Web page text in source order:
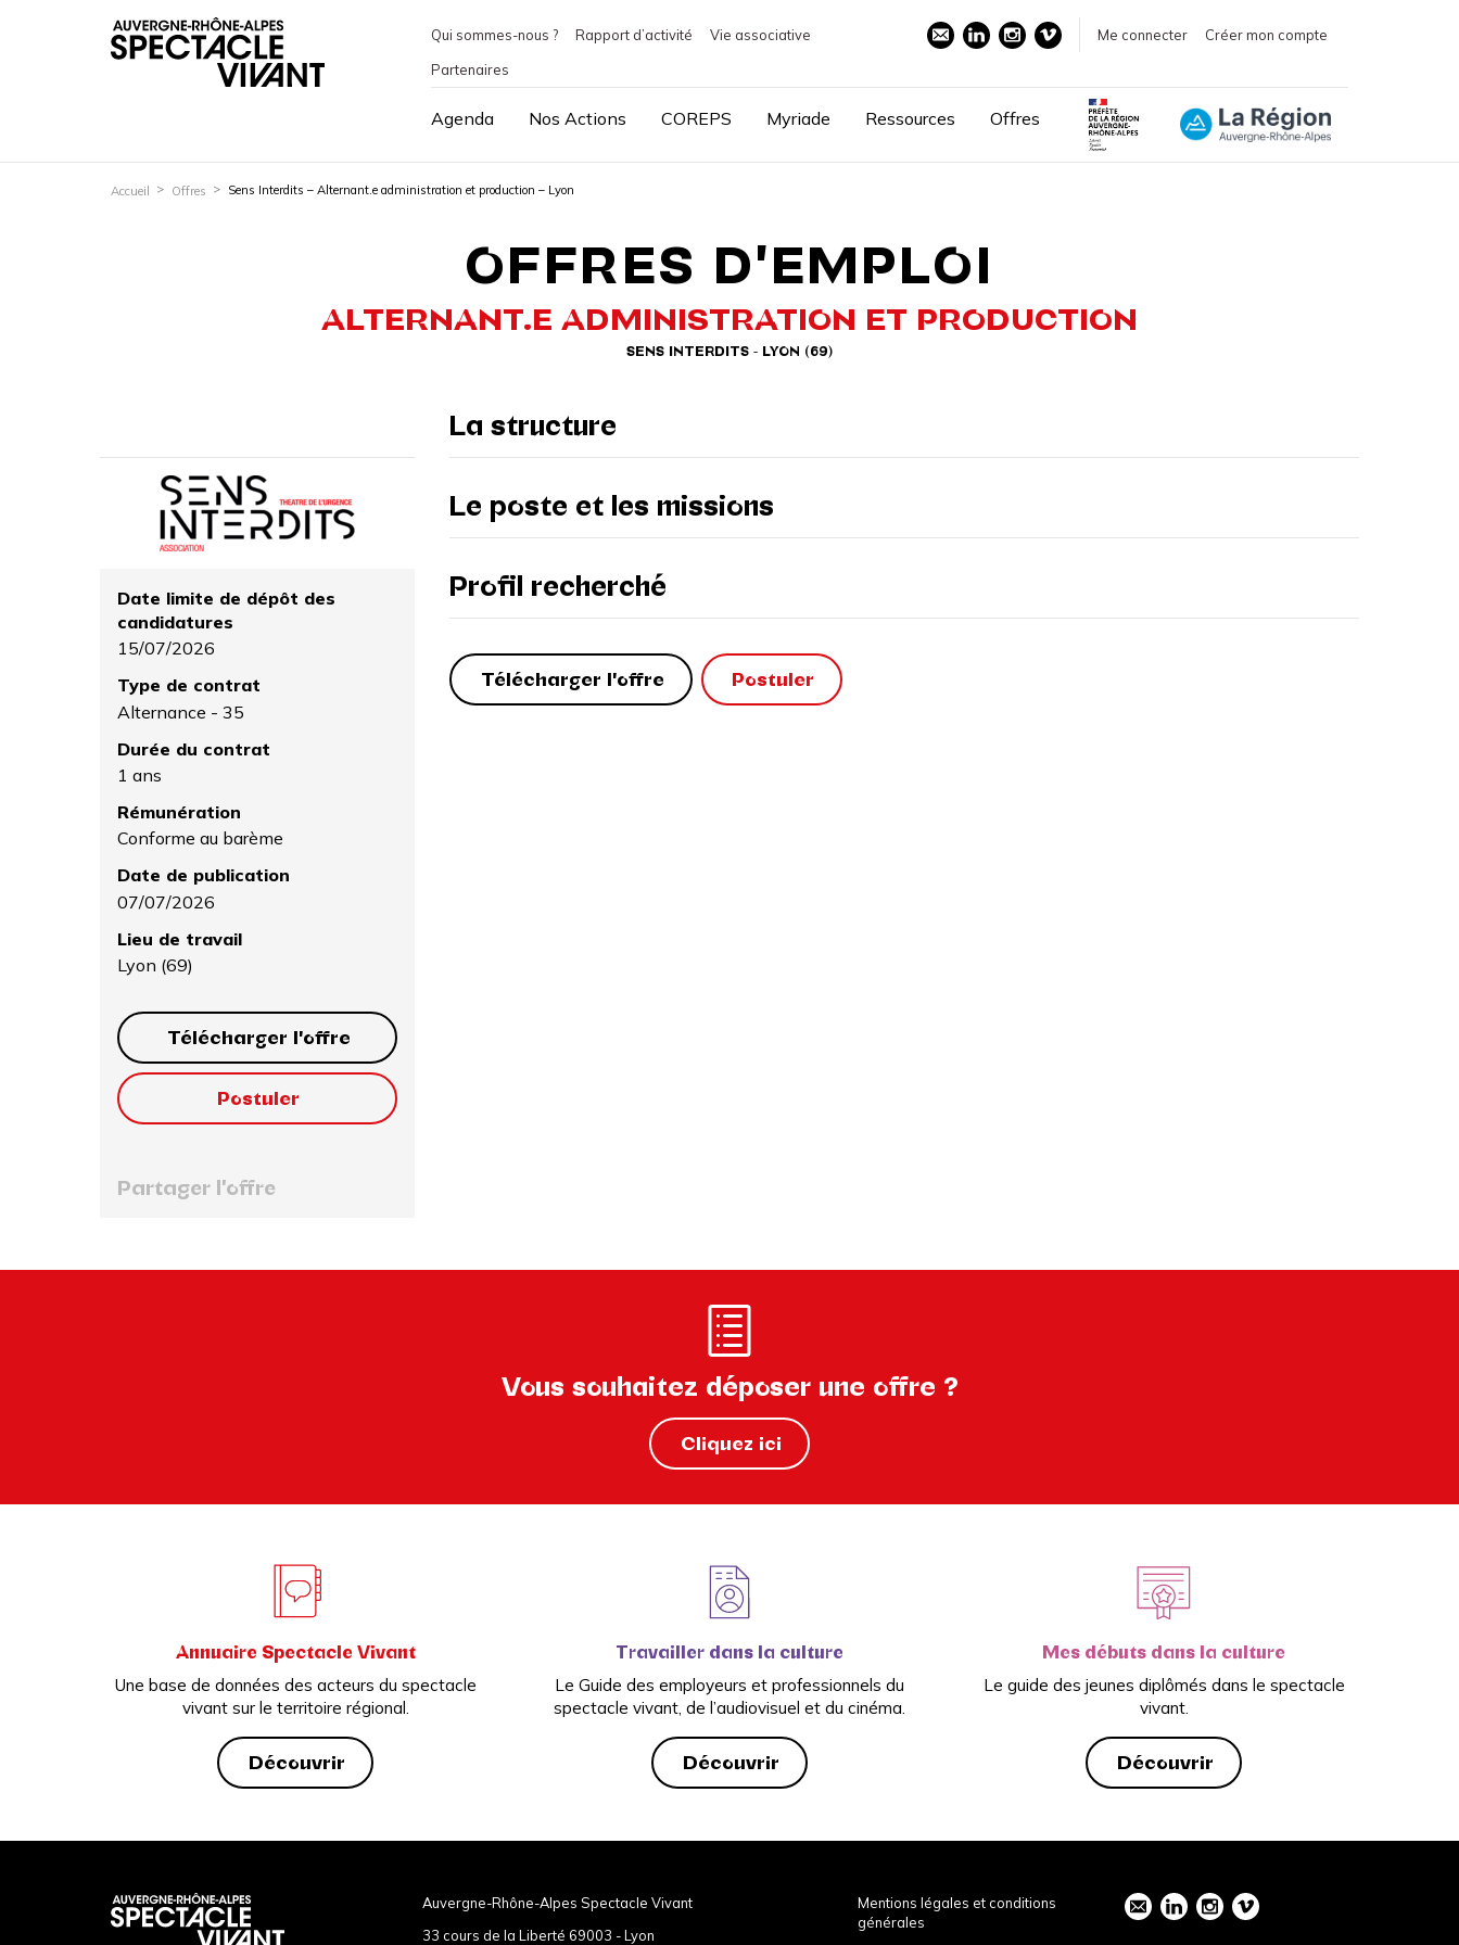
Qui sommes-nous ? Rapport d’activité
Vie associative
Partenaires
Me connecter Créer mon compte
Agenda Nos Actions COREPS Myriade Ressources Offres
Accueil Offres Sens Interdits – Alternant.e administration et production – Lyon
OFFRES D'EMPLOI
ALTERNANT.E ADMINISTRATION ET PRODUCTION
SENS INTERDITS - LYON (69)
Date limite de dépôt des
candidatures
15/07/2026
Type de contrat
Alternance - 35
Durée du contrat
1 ans
Rémunération
Conforme au barème
Date de publication
07/07/2026
Lieu de travail
Lyon (69)
Télécharger l'offre
Postuler
Partager l'offre
La structure
Le poste et les missions
Profil recherché
Télécharger l'offre Postuler
Vous souhaitez déposer une offre ?
Cliquez ici
Annuaire Spectacle Vivant
Une base de données des acteurs du spectacle
vivant sur le territoire régional.
Découvrir
Travailler dans la culture
Le Guide des employeurs et professionnels du
spectacle vivant, de l’audiovisuel et du cinéma.
Découvrir
Mes débuts dans la culture
Le guide des jeunes diplômés dans le spectacle
vivant.
Découvrir
Auvergne-Rhône-Alpes Spectacle Vivant
33 cours de la Liberté 69003 - Lyon
Mentions légales et conditions
générales